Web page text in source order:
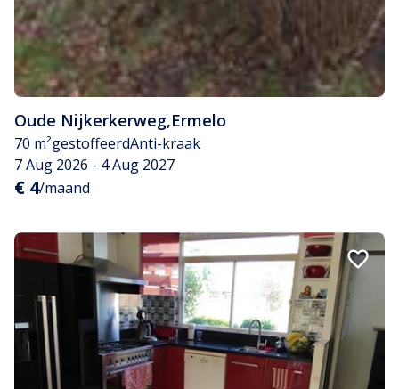
Oude Nijkerkerweg,Ermelo
70 m²gestoffeerdAnti-kraak
7 Aug 2026 - 4 Aug 2027
€ 4/maand